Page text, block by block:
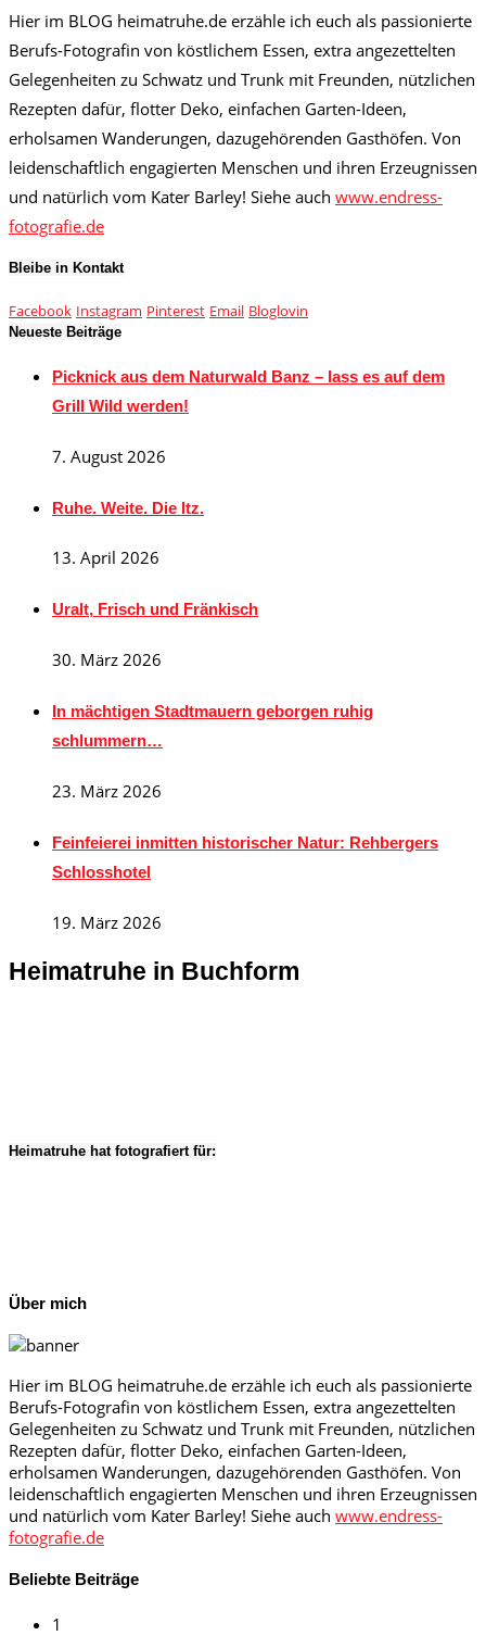
Hier im BLOG heimatruhe.de erzähle ich euch als passionierte
Berufs-Fotografin von köstlichem Essen, extra angezettelten
Gelegenheiten zu Schwatz und Trunk mit Freunden, nützlichen
Rezepten dafür, flotter Deko, einfachen Garten-Ideen,
erholsamen Wanderungen, dazugehörenden Gasthöfen. Von
leidenschaftlich engagierten Menschen und ihren Erzeugnissen
und natürlich vom Kater Barley! Siehe auch www.endress-
fotografie.de
Bleibe in Kontakt
Facebook Instagram Pinterest Email Bloglovin
Neueste Beiträge
Picknick aus dem Naturwald Banz – lass es auf dem
Grill Wild werden!
7. August 2026
Ruhe. Weite. Die Itz.
13. April 2026
Uralt, Frisch und Fränkisch
30. März 2026
In mächtigen Stadtmauern geborgen ruhig
schlummern…
23. März 2026
Feinfeierei inmitten historischer Natur: Rehbergers
Schlosshotel
19. März 2026
Heimatruhe in Buchform
Heimatruhe hat fotografiert für:
Über mich
Hier im BLOG heimatruhe.de erzähle ich euch als passionierte
Berufs-Fotografin von köstlichem Essen, extra angezettelten
Gelegenheiten zu Schwatz und Trunk mit Freunden, nützlichen
Rezepten dafür, flotter Deko, einfachen Garten-Ideen,
erholsamen Wanderungen, dazugehörenden Gasthöfen. Von
leidenschaftlich engagierten Menschen und ihren Erzeugnissen
und natürlich vom Kater Barley! Siehe auch www.endress-
fotografie.de
Beliebte Beiträge
1